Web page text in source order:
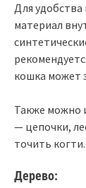
Для
материал
кошка может
Также можно
— цепочки,
точить когти.
Дерево: